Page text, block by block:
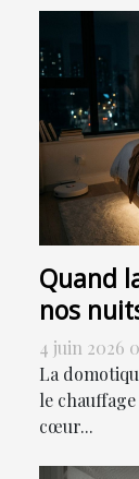
Quand
nos
ou
4 juin 2026
La
le
cœur...